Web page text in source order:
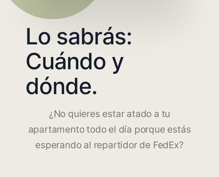
Lo sabrás:
Cuándo y
dónde.
¿No quieres estar atado a tu
apartamento todo el día porque estás
esperando al repartidor de FedEx?